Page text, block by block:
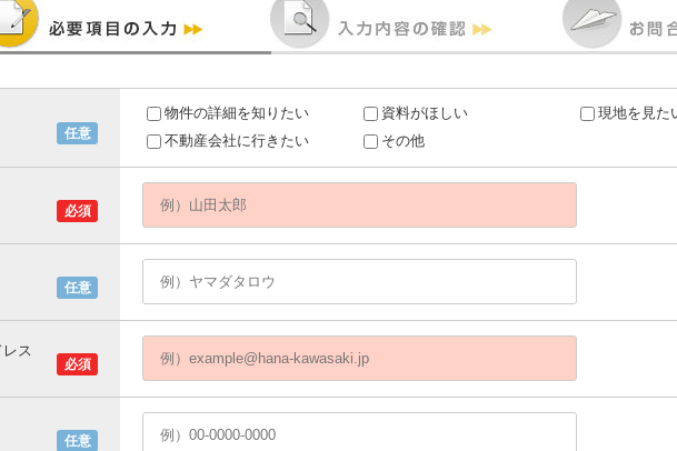
任意
物件の詳細を知りたい 資料がほしい
現地を見た
不動産会社に行きたい
その他
必須
任意
必須
レス
任意